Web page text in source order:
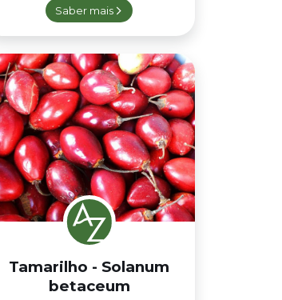
Saber mais
Tamarilho - Solanum
betaceum